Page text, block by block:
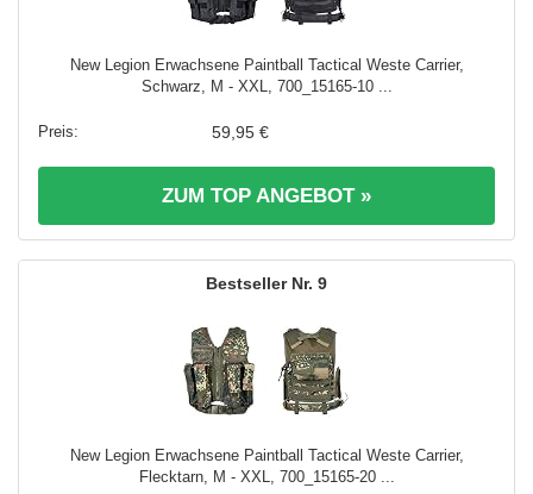
New Legion Erwachsene Paintball Tactical Weste Carrier,
Schwarz, M - XXL, 700_15165-10 ...
59,95 €
ZUM TOP ANGEBOT »
9
New Legion Erwachsene Paintball Tactical Weste Carrier,
Flecktarn, M - XXL, 700_15165-20 ...